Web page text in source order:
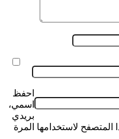
احفظ
اسمي،
بريدي
المتصفح لاستخدامها المرة